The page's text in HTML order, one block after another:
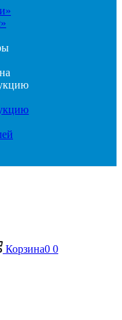
Корзина0 0